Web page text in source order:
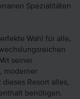
Spezialitäten
Wahl für alle,
seiner
moderner
Resort alles,
benötigen.